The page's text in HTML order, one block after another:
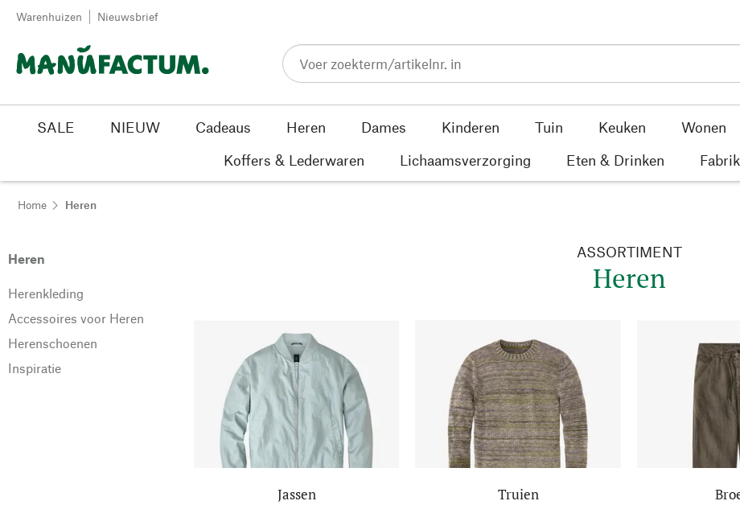
Passer au contenu
Warenhuizen Nieuwsbrief
SALE NIEUW Cadeaus Heren Dames Kinderen Tuin Keuken Wonen
Koffers & Lederwaren
Lichaamsverzorging Eten & Drinken
Home Heren
Heren
Herenkleding
Accessoires voor Heren
Herenschoenen
Inspiratie
ASSORTIMENT
Heren
Jassen Truien